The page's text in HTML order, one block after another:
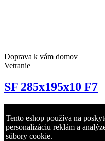
Tento eshop používa na
personalizáciu reklám a
súbory cookie.
Doprava k vám domov
Vetranie
SF 285x195x10 F7
18,45 €
Filter F7 pre rekuperačné